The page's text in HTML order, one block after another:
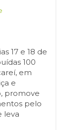
17 e 18 de
100
em
e
promove
pelo
leva